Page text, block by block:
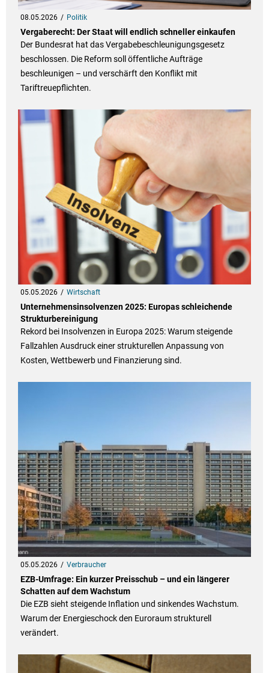
08.05.2026 Politik
Vergaberecht: Der Staat will endlich schneller einkaufen
Der Bundesrat hat das Vergabebeschleunigungsgesetz
beschlossen. Die Reform soll öffentliche Aufträge
beschleunigen – und verschärft den Konflikt mit
Tariftreuepflichten.
05.05.2026 Wirtschaft
Unternehmensinsolvenzen 2025: Europas schleichende
Strukturbereinigung
Rekord bei Insolvenzen in Europa 2025: Warum steigende
Fallzahlen Ausdruck einer strukturellen Anpassung von
Kosten, Wettbewerb und Finanzierung sind.
05.05.2026 Verbraucher
EZB-Umfrage: Ein kurzer Preisschub – und ein längerer
Schatten auf dem Wachstum
Die EZB sieht steigende Inflation und sinkendes Wachstum.
Warum der Energieschock den Euroraum strukturell
verändert.